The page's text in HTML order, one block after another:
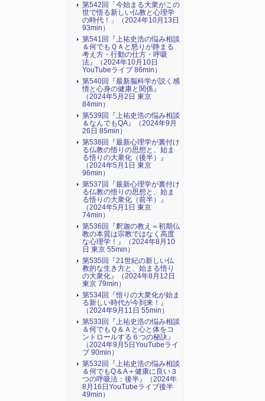
第542回「今始まる大衆がこの
世で悟る新しい仏教と心理学
の時代！」（2024年10月13日
93min）
第541回『上祐史浩の悩み相談
＆何でもＱＡと怒りが静まる
考え方・行動の仕方・呼吸
法』（2024年10月10日
YouTubeライブ 86min）
第540回『最新脳科学が説く感
情と心身の健康と関係』
（2024年5月2日 東京
84min）
第539回『上祐史浩の悩み相談
＆なんでもQA』（2024年9月
26日 85min）
第538回『最新心理学が裏付け
る仏教の悟りの思想と、始ま
る悟りの大衆化（後半）』
（2024年5月1日 東京
96min）
第537回『最新心理学が裏付け
る仏教の悟りの思想と、始ま
る悟りの大衆化（前半）』
（2024年5月1日 東京
74min）
第536回『釈迦の教え＝初期仏
教の本質は宗教ではなく高度
な心理学！』（2024年8月10
日 東京 55min）
第535回『21世紀の新しい仏
教的な生き方と、始まる悟り
の大衆化』（2024年8月12日
東京 79min）
第534回『悟りの大衆化が始ま
る新しい時代が今到来！』
（2024年9月11日 55min）
第533回『上祐史浩の悩み相談
＆何でもＱ＆Ａと心と体をコ
ントロールする６つの秘訣』
（2024年9月5日YouTubeライ
ブ 90min）
第532回『上祐史浩の悩み相談
＆何でもQ＆A＋健康に良い３
つの呼吸法：後半』（2024年
8月16日YouTubeライブ後半
49min）